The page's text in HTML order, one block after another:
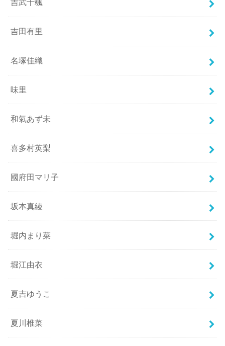
吉武千颯
吉田有里
名塚佳織
味里
和氣あず未
喜多村英梨
國府田マリ子
坂本真綾
堀内まり菜
堀江由衣
夏吉ゆうこ
夏川椎菜